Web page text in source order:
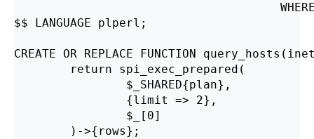
$$ LANGUAGE plperl;
CREATE OR REPLACE FUNCTION
        return spi_exec_prepared(
                $_SHARED{plan},
                {limit => 2},
                $_[0]
        )->{rows};